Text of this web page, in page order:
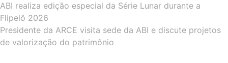
ABI realiza edição especial da Série Lunar durante a
Flipelô 2026
Presidente da ARCE visita sede da ABI e discute projetos
de valorização do patrimônio